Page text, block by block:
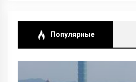
Популярные